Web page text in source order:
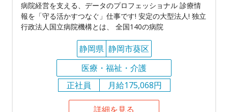
病院経営を支える、データのプロフェッショナル 診療情
報を「守る活かすつなぐ」仕事です! 安定の大型法人! 独立
行政法人国立病院機構とは、 全国140の病院
静岡県 静岡市葵区
医療・福祉・介護
正社員
月給175,068円
詳細を見る